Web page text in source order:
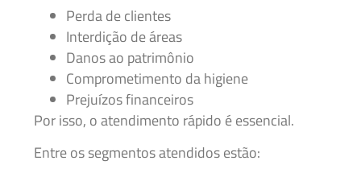
Perda de clientes
Interdição de áreas
Danos ao patrimônio
Comprometimento da higiene
Prejuízos financeiros
Por isso, o atendimento rápido é essencial.
Entre os segmentos atendidos estão: